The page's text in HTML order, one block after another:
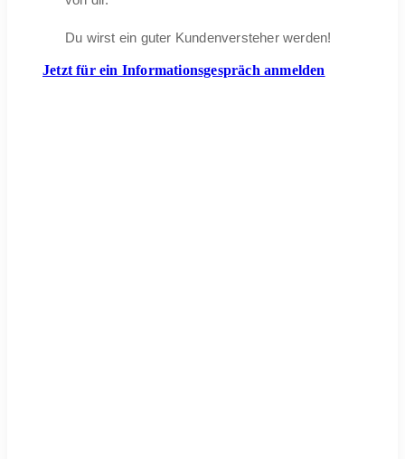
Du wirst ein guter Kundenversteher werden!
Jetzt für ein Informationsgespräch anmelden